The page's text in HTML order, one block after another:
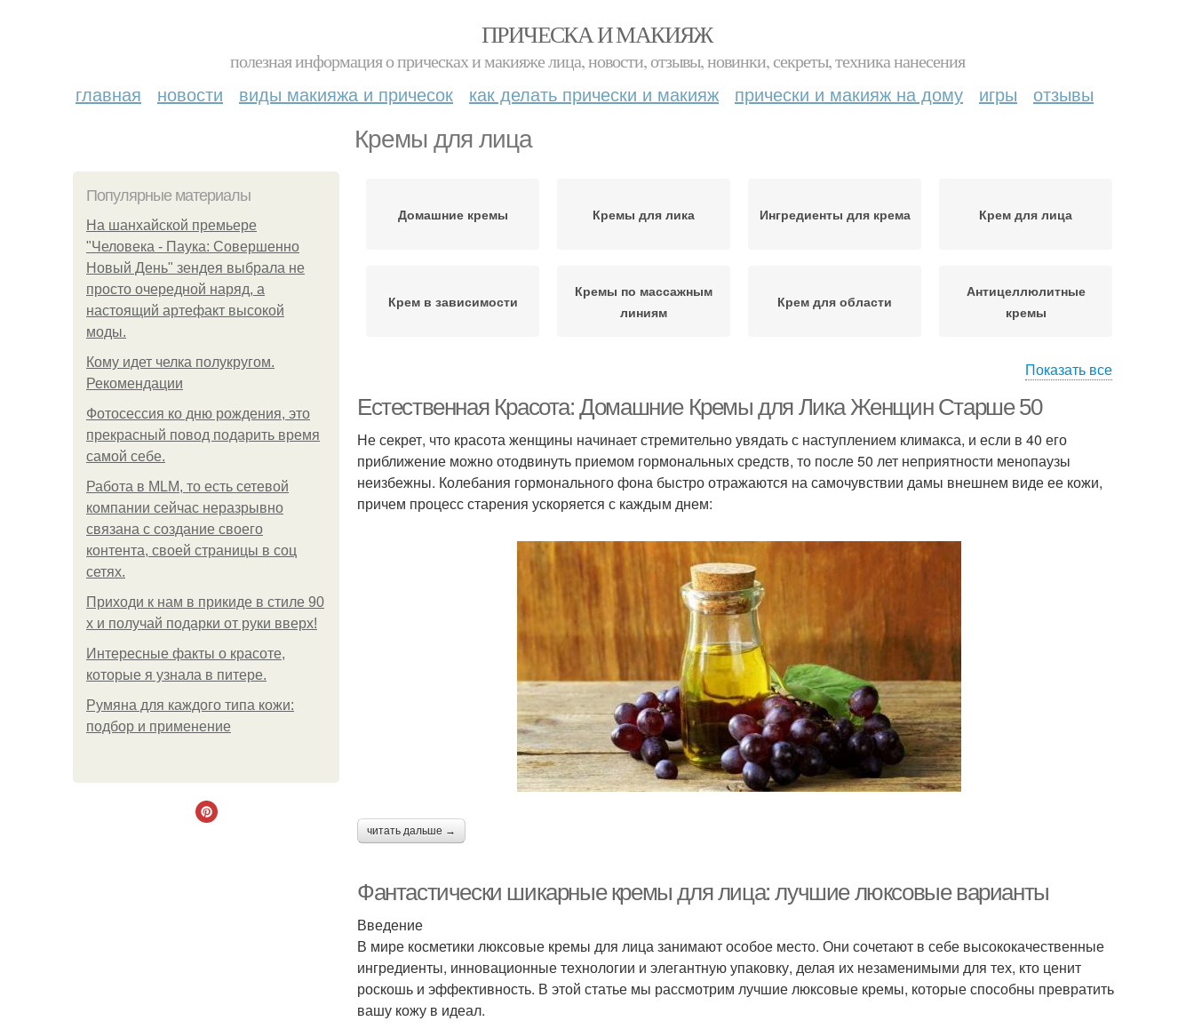
ПРИЧЕСКА И МАКИЯЖ
полезная информация о прическах и макияже лица, новости, отзывы, новинки, секреты, техника нанесения
главная новости виды макияжа и причесок как делать прически и макияж прически и макияж на дому игры отзывы
Кремы для лица
Популярные материалы
На шанхайской премьере
"Человека - Паука: Совершенно
Новый День" зендея выбрала не
просто очередной наряд, а
настоящий артефакт высокой
моды.
Кому идет челка полукругом.
Рекомендации
Фотосессия ко дню рождения, это
прекрасный повод подарить время
самой себе.
Работа в MLM, то есть сетевой
компании сейчас неразрывно
связана с создание своего
контента, своей страницы в соц
сетях.
Приходи к нам в прикиде в стиле 90
х и получай подарки от руки вверх!
Интересные факты о красоте,
которые я узнала в питере.
Румяна для каждого типа кожи:
подбор и применение
Домашние кремы Кремы для лика Ингредиенты для крема Крем для лица
Крем в зависимости
Кремы по массажным
линиям
Крем для области
Антицеллюлитные
кремы
Противовозрастные
кремы
Шикарный крем Антивозрастной крем Крем против морщин Натуральные кремы
Крем против акне
Ночной крем
Крем с оливковым
маслом
Крем с алоэ Молочный крем Кремы в дневное время
Ингредиент для крема
Крем от глубоких
Эффективный крем Кремы от морщин
Крем в домашних
Натуральный крем
Показать все
Естественная Красота: Домашние Кремы для Лика Женщин Старше 50
Не секрет, что красота женщины начинает стремительно увядать с наступлением климакса, и если в 40 его
приближение можно отодвинуть приемом гормональных средств, то после 50 лет неприятности менопаузы
неизбежны. Колебания гормонального фона быстро отражаются на самочувствии дамы внешнем виде ее кожи,
причем процесс старения ускоряется с каждым днем:
читать дальше →
Фантастически шикарные кремы для лица: лучшие люксовые варианты
Введение
В мире косметики люксовые кремы для лица занимают особое место. Они сочетают в себе высококачественные
ингредиенты, инновационные технологии и элегантную упаковку, делая их незаменимыми для тех, кто ценит
роскошь и эффективность. В этой статье мы рассмотрим лучшие люксовые кремы, которые способны превратить
вашу кожу в идеал.